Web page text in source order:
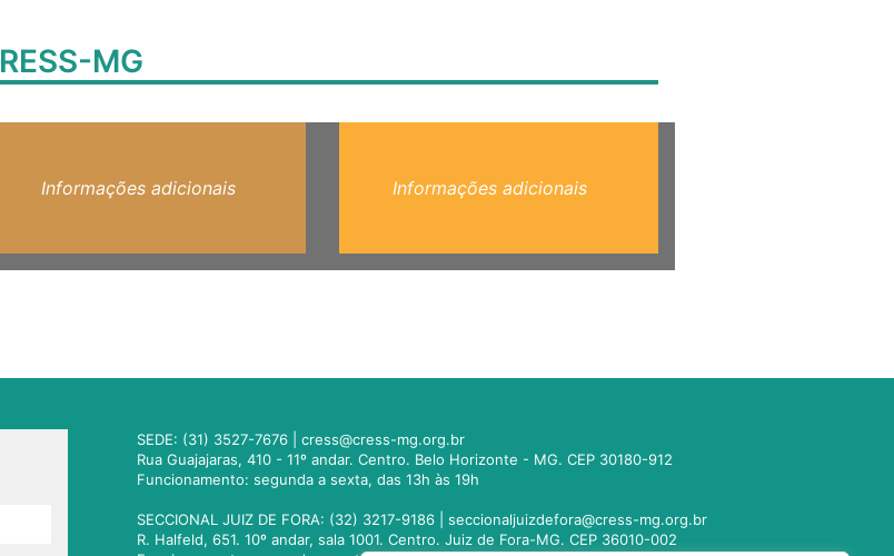
MG
Informações adicionais Informações adicionais
SEDE: (31) 3527-7676 |cress@cress-mg.org.br
Rua Guajajaras, 410 - 11º andar. Centro. Belo Horizonte - MG. CEP 30180-912
Funcionamento: segunda a sexta, das 13h às 19h
SECCIONAL JUIZ DE FORA: (32) 3217-9186 |seccionaljuizdefora@cress-mg.org.br
R. Halfeld, 651. 10º andar, sala 1001. Centro. Juiz de Fora-MG. CEP 36010-002